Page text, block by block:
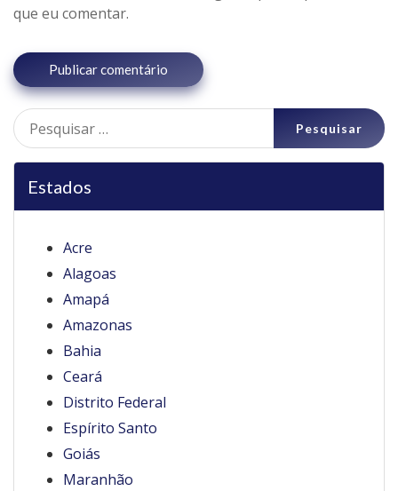
que eu comentar.
Pesquisar
por:
Estados
Acre
Alagoas
Amapá
Amazonas
Bahia
Ceará
Distrito Federal
Espírito Santo
Goiás
Maranhão